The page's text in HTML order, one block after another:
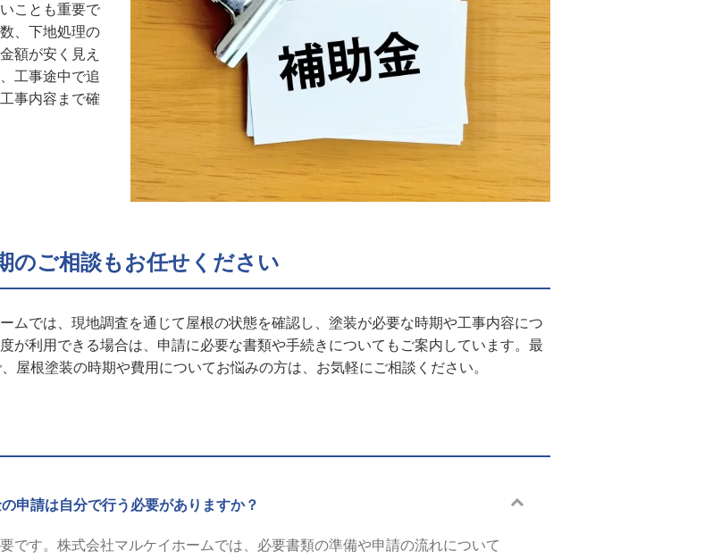
ことも重要で
、下地処理の
額が安く見え
工事途中で追
事内容まで確
のご相談もお任せください
ムでは、現地調査を通じて屋根の状態を確認し、塗装が必要な時期や工事内容につ
が利用できる場合は、申請に必要な書類や手続きについてもご案内しています。最
屋根塗装の時期や費用についてお悩みの方は、お気軽にご相談ください。
申請は自分で行う必要がありますか？
です。株式会社マルケイホームでは、必要書類の準備や申請の流れについて